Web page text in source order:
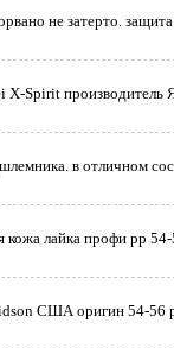
не затерто.
Spirit производитель
в отличном
кожа лайка профи рр
США оригин 54-56